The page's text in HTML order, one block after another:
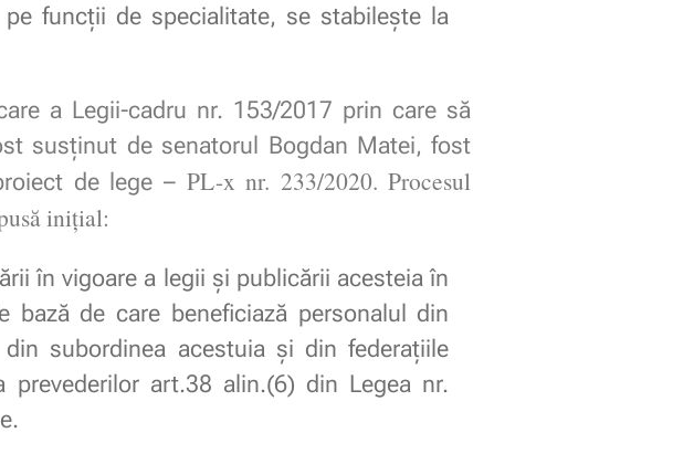
funcţii de specialitate, se stabileşte la
a Legii-cadru nr. 153/2017 prin care să
susținut de senatorul Bogdan Matei, fost
de lege – PL-x nr. 233/2020.Procesul
inițial:
în vigoare a legii și publicării acesteia în
de care beneficiază personalul din
subordinea acestuia și din federațiile
art.38 alin.(6) din Legea nr.